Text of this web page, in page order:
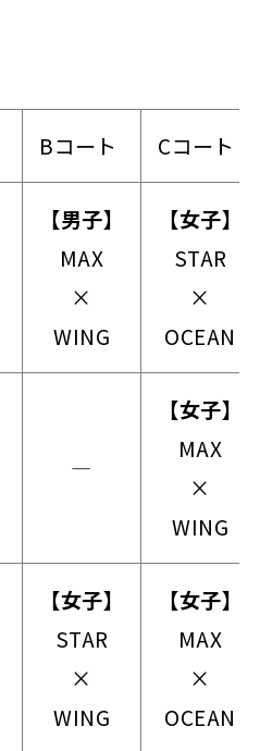
Bコート Cコート
【男子】
MAX
×
WING
【女子】
STAR
×
OCEAN
―
【女子】
MAX
×
WING
【女子】
STAR
×
WING
【女子】
MAX
×
OCEAN